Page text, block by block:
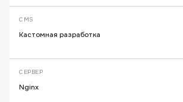
CMS
Кастомная разработка
СЕРВЕР
Nginx